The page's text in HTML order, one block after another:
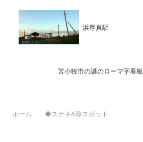
浜厚真駅
苫小牧市の謎のローマ字看板
ホーム ◆ステキ&珍スポット